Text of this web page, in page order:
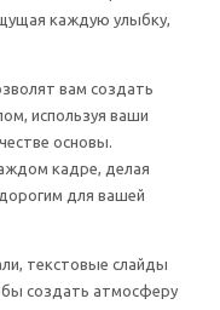
каждую улыбку,
вам создать
используя ваши
основы.
кадре, делая
для вашей
текстовые слайды
создать атмосферу